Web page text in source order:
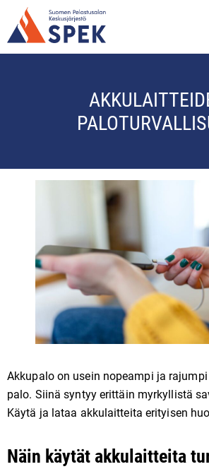
Akkupalo on usein nopeampi ja
palo. Siinä syntyy erittäin myrkyllistä
Käytä ja lataa akkulaitteita erityisen
Näin käytät akkulaitteita